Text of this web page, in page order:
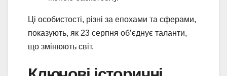
Ці особистості, різні за епохами та сферами,
показують, як 23 серпня об’єднує таланти,
що змінюють світ.